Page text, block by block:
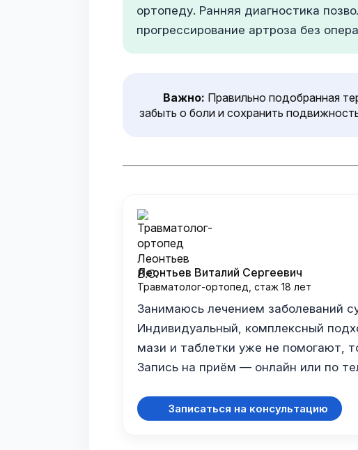
ортопеду. Ранняя диагностика
прогрессирование артроза без
Важно: Правильно подобранная
забыть о боли и сохранить
Леонтьев Виталий Сергеевич
Травматолог-ортопед, стаж 18 лет
Занимаюсь лечением заболеваний
Индивидуальный, комплексный
мази и таблетки уже не помогают,
Запись на приём — онлайн или по
Записаться на консультацию